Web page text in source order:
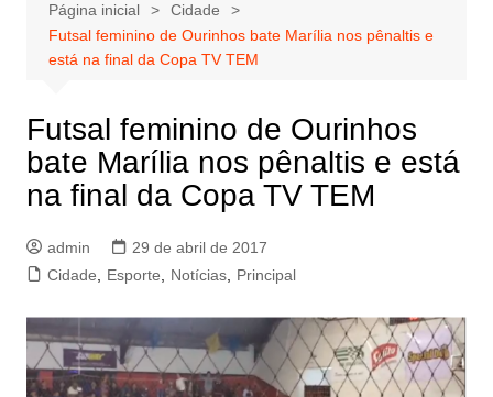
e
ú
d
Página inicial
Cidade
Futsal feminino de Ourinhos bate Marília nos pênaltis e
está na final da Copa TV TEM
Futsal feminino de Ourinhos
bate Marília nos pênaltis e está
na final da Copa TV TEM
admin
29 de abril de 2017
Cidade
Esporte Notícias, Principal